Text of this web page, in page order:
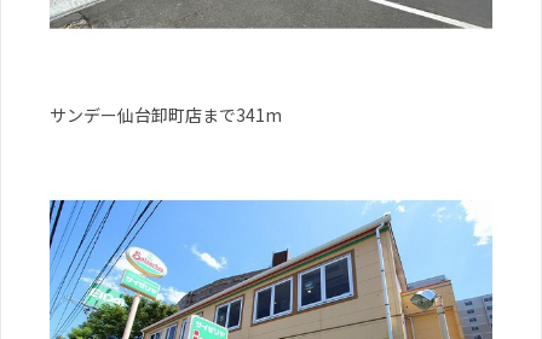
サンデー仙台卸町店まで341m